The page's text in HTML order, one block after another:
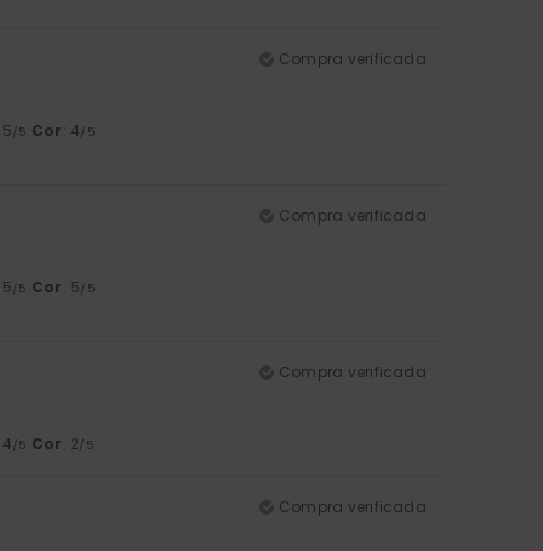
Compra verificada
/5 Cor: 4/5
Compra verificada
/5 Cor: 5/5
Compra verificada
/5 Cor: 2/5
Compra verificada